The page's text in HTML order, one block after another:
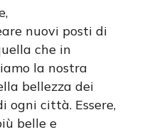
nuovi posti di
che in
la nostra
bellezza dei
ogni città. Essere,
belle e